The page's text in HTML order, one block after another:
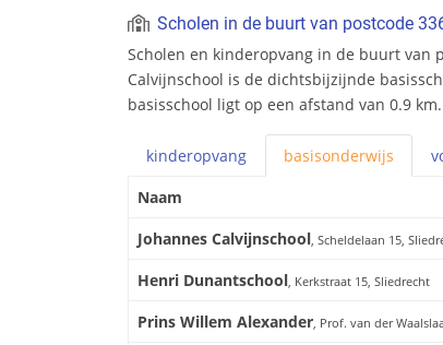
Scholen in de buurt van postcode
Scholen en kinderopvang in de buurt van
Calvijnschool is de dichtsbijzijnde
basisschool ligt op een afstand van 0.9 km.
kinderopvang basisonderwijs
Naam
Johannes Calvijnschool, Scheldelaan 15,
Henri Dunantschool, Kerkstraat 15, Sliedrecht
Prins Willem Alexander, Prof. van der